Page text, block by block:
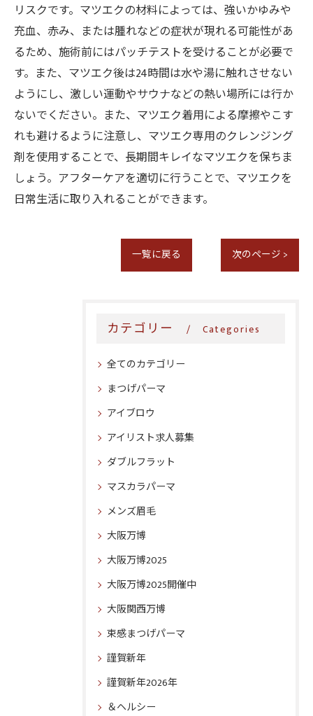
リスクです。マツエクの材料によっては、強いかゆみや
充血、赤み、または腫れなどの症状が現れる可能性があ
るため、施術前にはパッチテストを受けることが必要で
す。また、マツエク後は24時間は水や湯に触れさせない
ようにし、激しい運動やサウナなどの熱い場所には行か
ないでください。また、マツエク着用による摩擦やこす
れも避けるように注意し、マツエク専用のクレンジング
剤を使用することで、長期間キレイなマツエクを保ちま
しょう。アフターケアを適切に行うことで、マツエクを
日常生活に取り入れることができます。
一覧に戻る 次のページ >
カテゴリー Categories
全てのカテゴリー
まつげパーマ
アイブロウ
アイリスト求人募集
ダブルフラット
マスカラパーマ
メンズ眉毛
大阪万博
大阪万博2025
大阪万博2025開催中
大阪関西万博
束感まつげパーマ
謹賀新年
謹賀新年2026年
＆ヘルシー